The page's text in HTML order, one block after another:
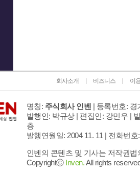
회사소개 비즈니스 이
명칭: 주식회사 인벤 | 등록번호: 경
발행인: 박규상 | 편집인: 강민우 |
층
발행연월일: 2004 11. 11 | 전화번호
인벤의 콘텐츠 및 기사는 저작권
Copyrightⓒ Inven.All rights